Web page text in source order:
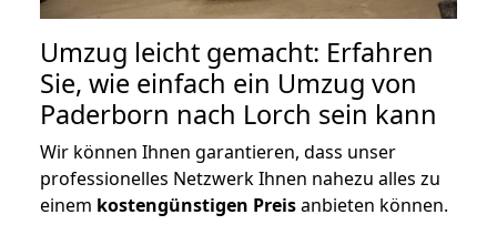
Umzug leicht gemacht: Erfahren
Sie, wie einfach ein Umzug von
Paderborn nach Lorch sein kann
Wir können Ihnen garantieren, dass unser
professionelles Netzwerk Ihnen nahezu alles zu
einem kostengünstigen Preisanbieten können.